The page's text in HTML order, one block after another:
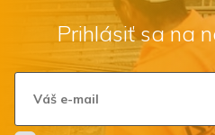
Prihlásiť sa na